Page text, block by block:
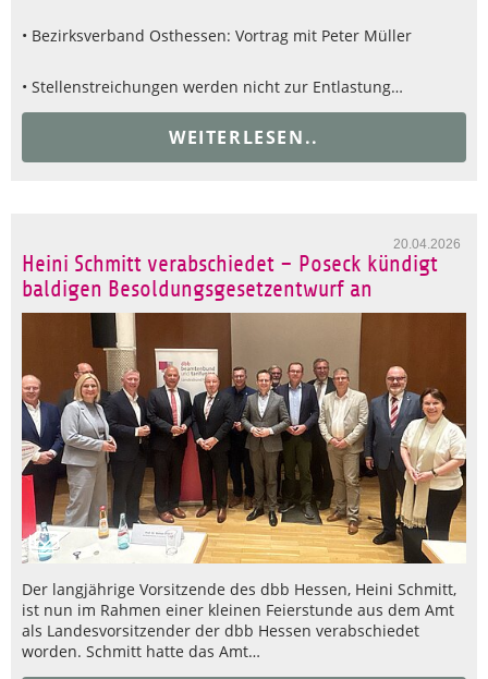
• Bezirksverband Osthessen: Vortrag mit Peter Müller
• Stellenstreichungen werden nicht zur Entlastung…
WEITERLESEN..
20.04.2026
Heini Schmitt verabschiedet – Poseck kündigt
baldigen Besoldungsgesetzentwurf an
Der langjährige Vorsitzende des dbb Hessen, Heini Schmitt,
ist nun im Rahmen einer kleinen Feierstunde aus dem Amt
als Landesvorsitzender der dbb Hessen verabschiedet
worden. Schmitt hatte das Amt…